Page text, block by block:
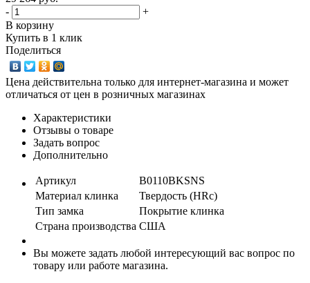
-
+
В корзину
Купить в 1 клик
Поделиться
Цена действительна только для интернет-магазина и может
отличаться от цен в розничных магазинах
Характеристики
Отзывы о товаре
Задать вопрос
Дополнительно
Артикул
B0110BKSNS
Материал клинка
Твердость (HRc)
Тип замка
Покрытие клинка
Страна производства США
Вы можете задать любой интересующий вас вопрос по
товару или работе магазина.